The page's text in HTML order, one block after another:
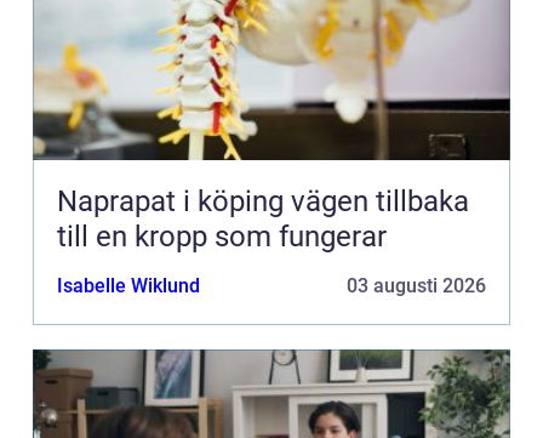
Naprapat i köping vägen tillbaka
till en kropp som fungerar
Isabelle Wiklund 03 augusti 2026